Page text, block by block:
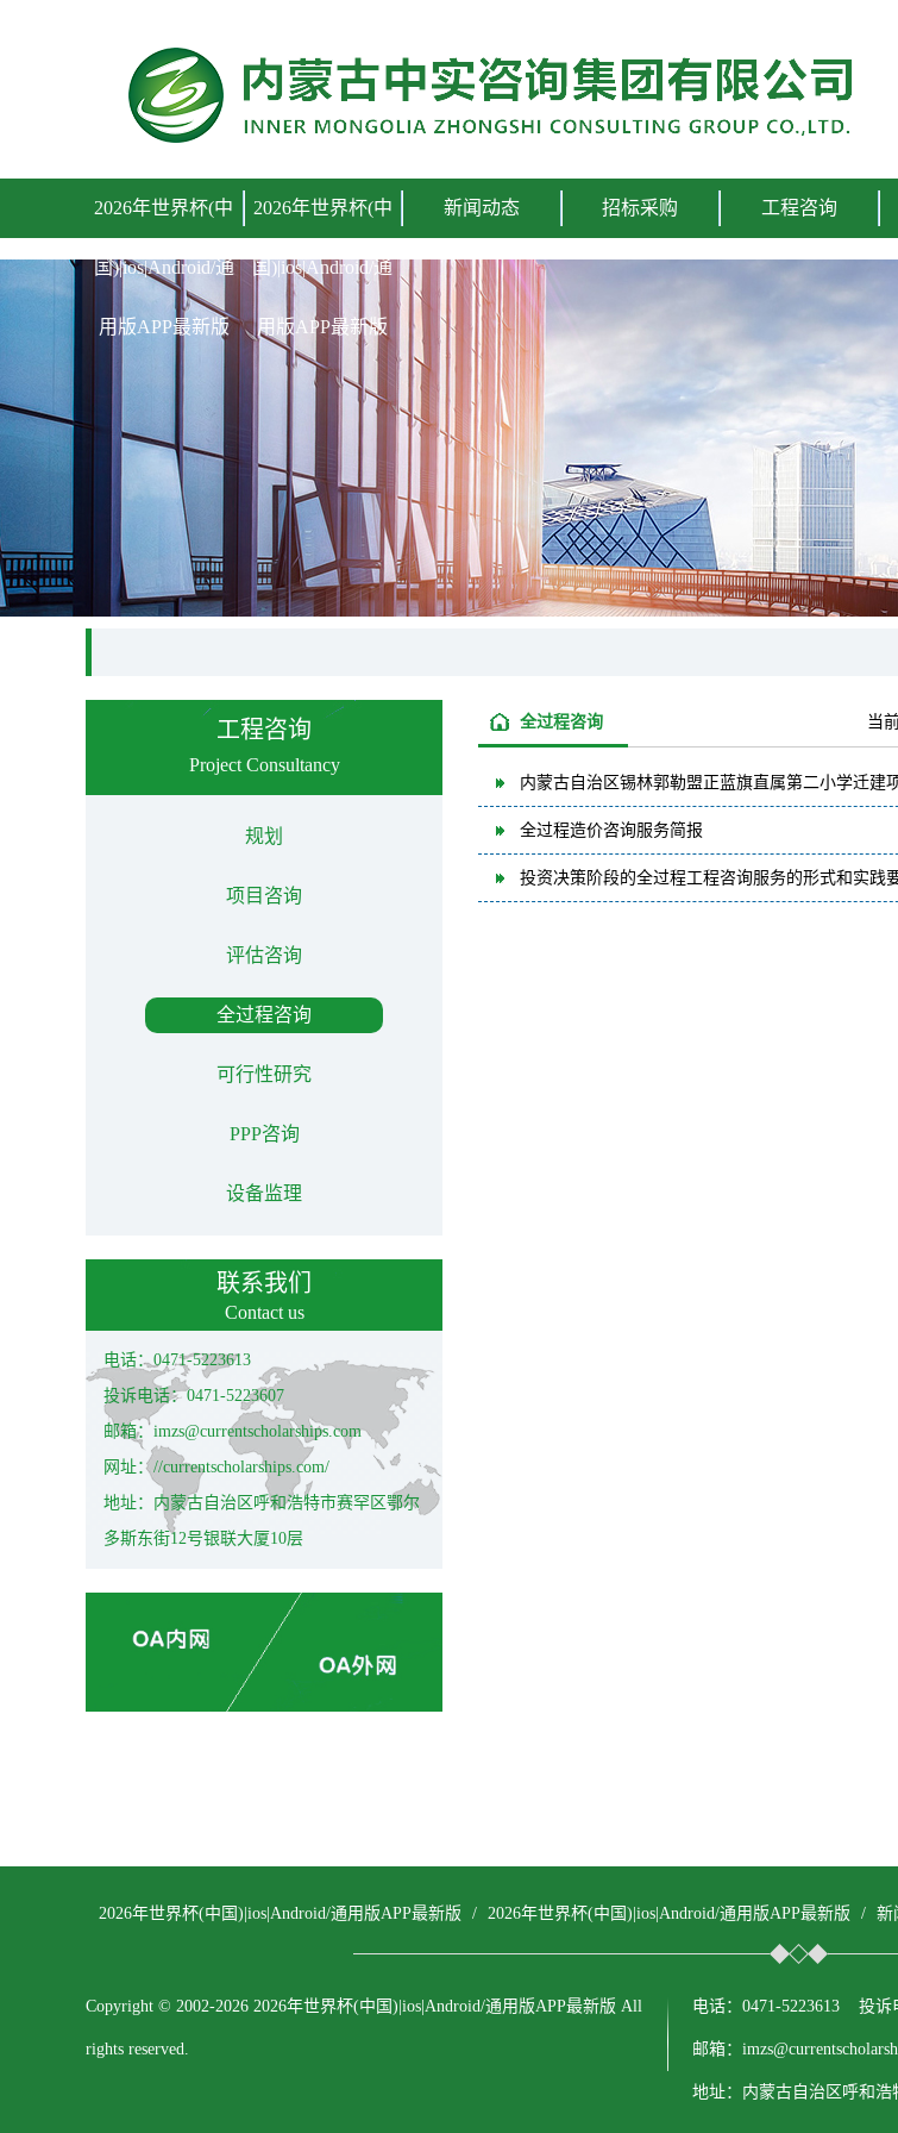
2026年世界杯(中
国)|ios|Android/通
用版APP最新版
2026年世界杯(中
国)|ios|Android/通
用版APP最新版
新闻动态 招标采购 工程咨询
工程咨询
Project Consultancy
规划
项目咨询
评估咨询
全过程咨询
可行性研究
PPP咨询
设备监理
联系我们
Contact us
电话：0471-5223613
投诉电话：0471-5223607
邮箱：imzs@currentscholarships.com
网址：//currentscholarships.com/
地址：内蒙古自治区呼和浩特市赛罕区鄂尔
多斯东街12号银联大厦10层
当
全过程咨询
内蒙古自治区锡林郭勒盟正蓝旗直属第二小学迁建
全过程造价咨询服务简报
投资决策阶段的全过程工程咨询服务的形式和实
2026年世界杯(中国)|ios|Android/通用版APP最新版 / 2026年世界杯(中国)|ios|Android/通用版APP最新版 / 新
Copyright © 2002-2026 2026年世界杯(中国)|ios|Android/通用版APP最新版 All
rights reserved.
电话：0471-5223613 投诉
邮箱：
地址：内蒙古自治区呼和浩